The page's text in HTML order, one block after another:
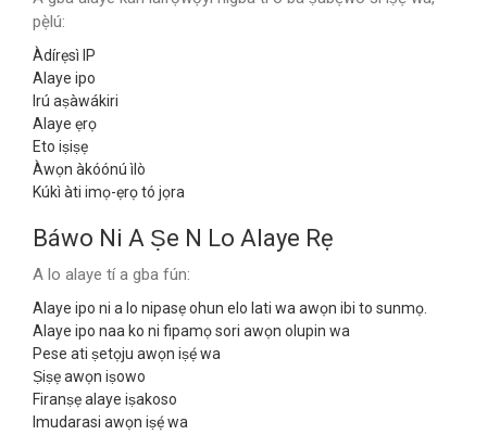
pẹ̀lú:
Àdírẹsì IP
Alaye ipo
Irú aṣàwákiri
Alaye ẹrọ
Eto iṣiṣẹ
Àwọn àkóónú ìlò
Kúkì àti imọ-ẹrọ tó jọra
Báwo Ni A Ṣe N Lo Alaye Rẹ
A lo alaye tí a gba fún:
Alaye ipo ni a lo nipasẹ ohun elo lati wa awọn ibi to sunmọ.
Alaye ipo naa ko ni fipamọ sori awọn olupin wa
Pese ati ṣetọju awọn iṣẹ́ wa
Ṣiṣẹ awọn iṣowo
Firanṣẹ alaye iṣakoso
Imudarasi awọn iṣẹ́ wa